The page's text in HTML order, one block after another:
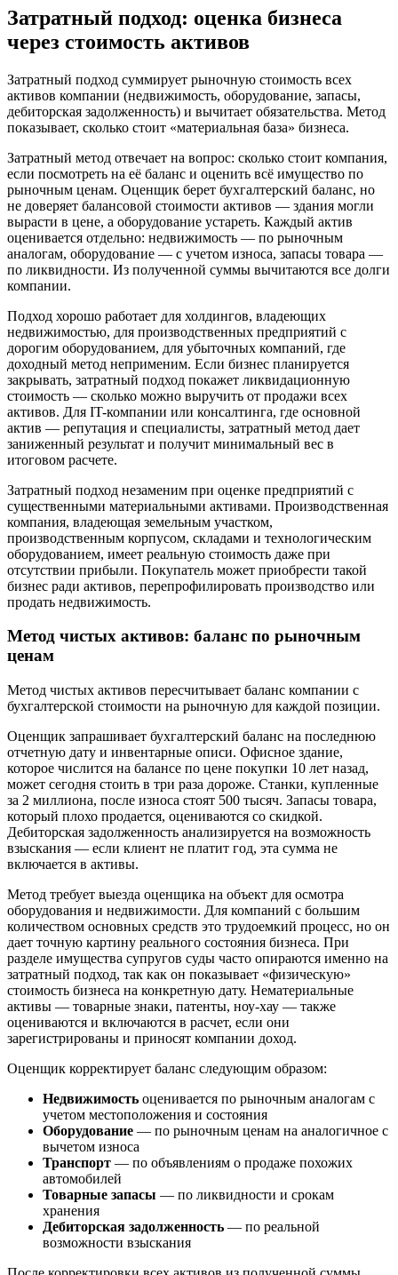
Затратный подход: оценка бизнеса
через стоимость активов
Затратный подход суммирует рыночную стоимость всех
активов компании (недвижимость, оборудование, запасы,
дебиторская задолженность) и вычитает обязательства. Метод
показывает, сколько стоит «материальная база» бизнеса.
Затратный метод отвечает на вопрос: сколько стоит компания,
если посмотреть на её баланс и оценить всё имущество по
рыночным ценам. Оценщик берет бухгалтерский баланс, но
не доверяет балансовой стоимости активов — здания могли
вырасти в цене, а оборудование устареть. Каждый актив
оценивается отдельно: недвижимость — по рыночным
аналогам, оборудование — с учетом износа, запасы товара —
по ликвидности. Из полученной суммы вычитаются все долги
компании.
Подход хорошо работает для холдингов, владеющих
недвижимостью, для производственных предприятий с
дорогим оборудованием, для убыточных компаний, где
доходный метод неприменим. Если бизнес планируется
закрывать, затратный подход покажет ликвидационную
стоимость — сколько можно выручить от продажи всех
активов. Для IT-компании или консалтинга, где основной
актив — репутация и специалисты, затратный метод дает
заниженный результат и получит минимальный вес в
итоговом расчете.
Затратный подход незаменим при оценке предприятий с
существенными материальными активами. Производственная
компания, владеющая земельным участком,
производственным корпусом, складами и технологическим
оборудованием, имеет реальную стоимость даже при
отсутствии прибыли. Покупатель может приобрести такой
бизнес ради активов, перепрофилировать производство или
продать недвижимость.
Метод чистых активов: баланс по рыночным
ценам
Метод чистых активов пересчитывает баланс компании с
бухгалтерской стоимости на рыночную для каждой позиции.
Оценщик запрашивает бухгалтерский баланс на последнюю
отчетную дату и инвентарные описи. Офисное здание,
которое числится на балансе по цене покупки 10 лет назад,
может сегодня стоить в три раза дороже. Станки, купленные
за 2 миллиона, после износа стоят 500 тысяч. Запасы товара,
который плохо продается, оцениваются со скидкой.
Дебиторская задолженность анализируется на возможность
взыскания — если клиент не платит год, эта сумма не
включается в активы.
Метод требует выезда оценщика на объект для осмотра
оборудования и недвижимости. Для компаний с большим
количеством основных средств это трудоемкий процесс, но он
дает точную картину реального состояния бизнеса. При
разделе имущества супругов суды часто опираются именно на
затратный подход, так как он показывает «физическую»
стоимость бизнеса на конкретную дату. Нематериальные
активы — товарные знаки, патенты, ноу-хау — также
оцениваются и включаются в расчет, если они
зарегистрированы и приносят компании доход.
Оценщик корректирует баланс следующим образом:
Недвижимость оценивается по рыночным аналогам с
учетом местоположения и состояния
Оборудование — по рыночным ценам на аналогичное с
вычетом износа
Транспорт — по объявлениям о продаже похожих
автомобилей
Товарные запасы — по ликвидности и срокам
хранения
Дебиторская задолженность — по реальной
возможности взыскания